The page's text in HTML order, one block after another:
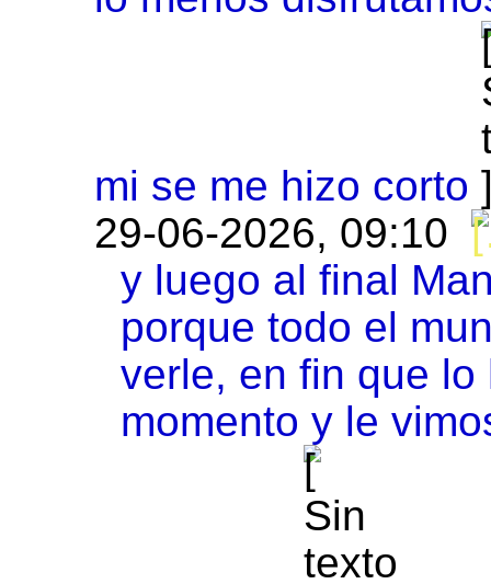
mi se me hizo corto
29-06-2026, 09:10
y luego al final
porque todo el
verle, en fin que
momento y le